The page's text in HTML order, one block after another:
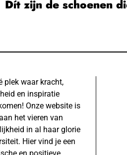
Dít zijn de schoenen
plek waar kracht,
en inspiratie
Onze website is
het vieren van
in al haar glorie
Hier vind je een